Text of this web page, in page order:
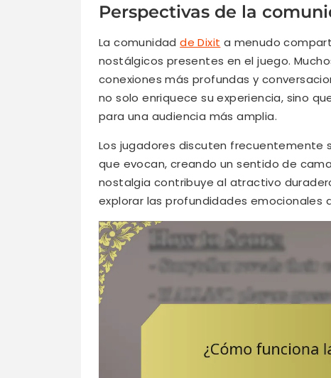
Perspectivas de la
La comunidadde Dixit a menudo
nostálgicos presentes en el juego.
conexiones más profundas y
no solo enriquece su experiencia, sino
para una audiencia más amplia.
Los jugadores discuten frecuentemente
que evocan, creando un sentido de
nostalgia contribuye al atractivo
explorar las profundidades emocionales